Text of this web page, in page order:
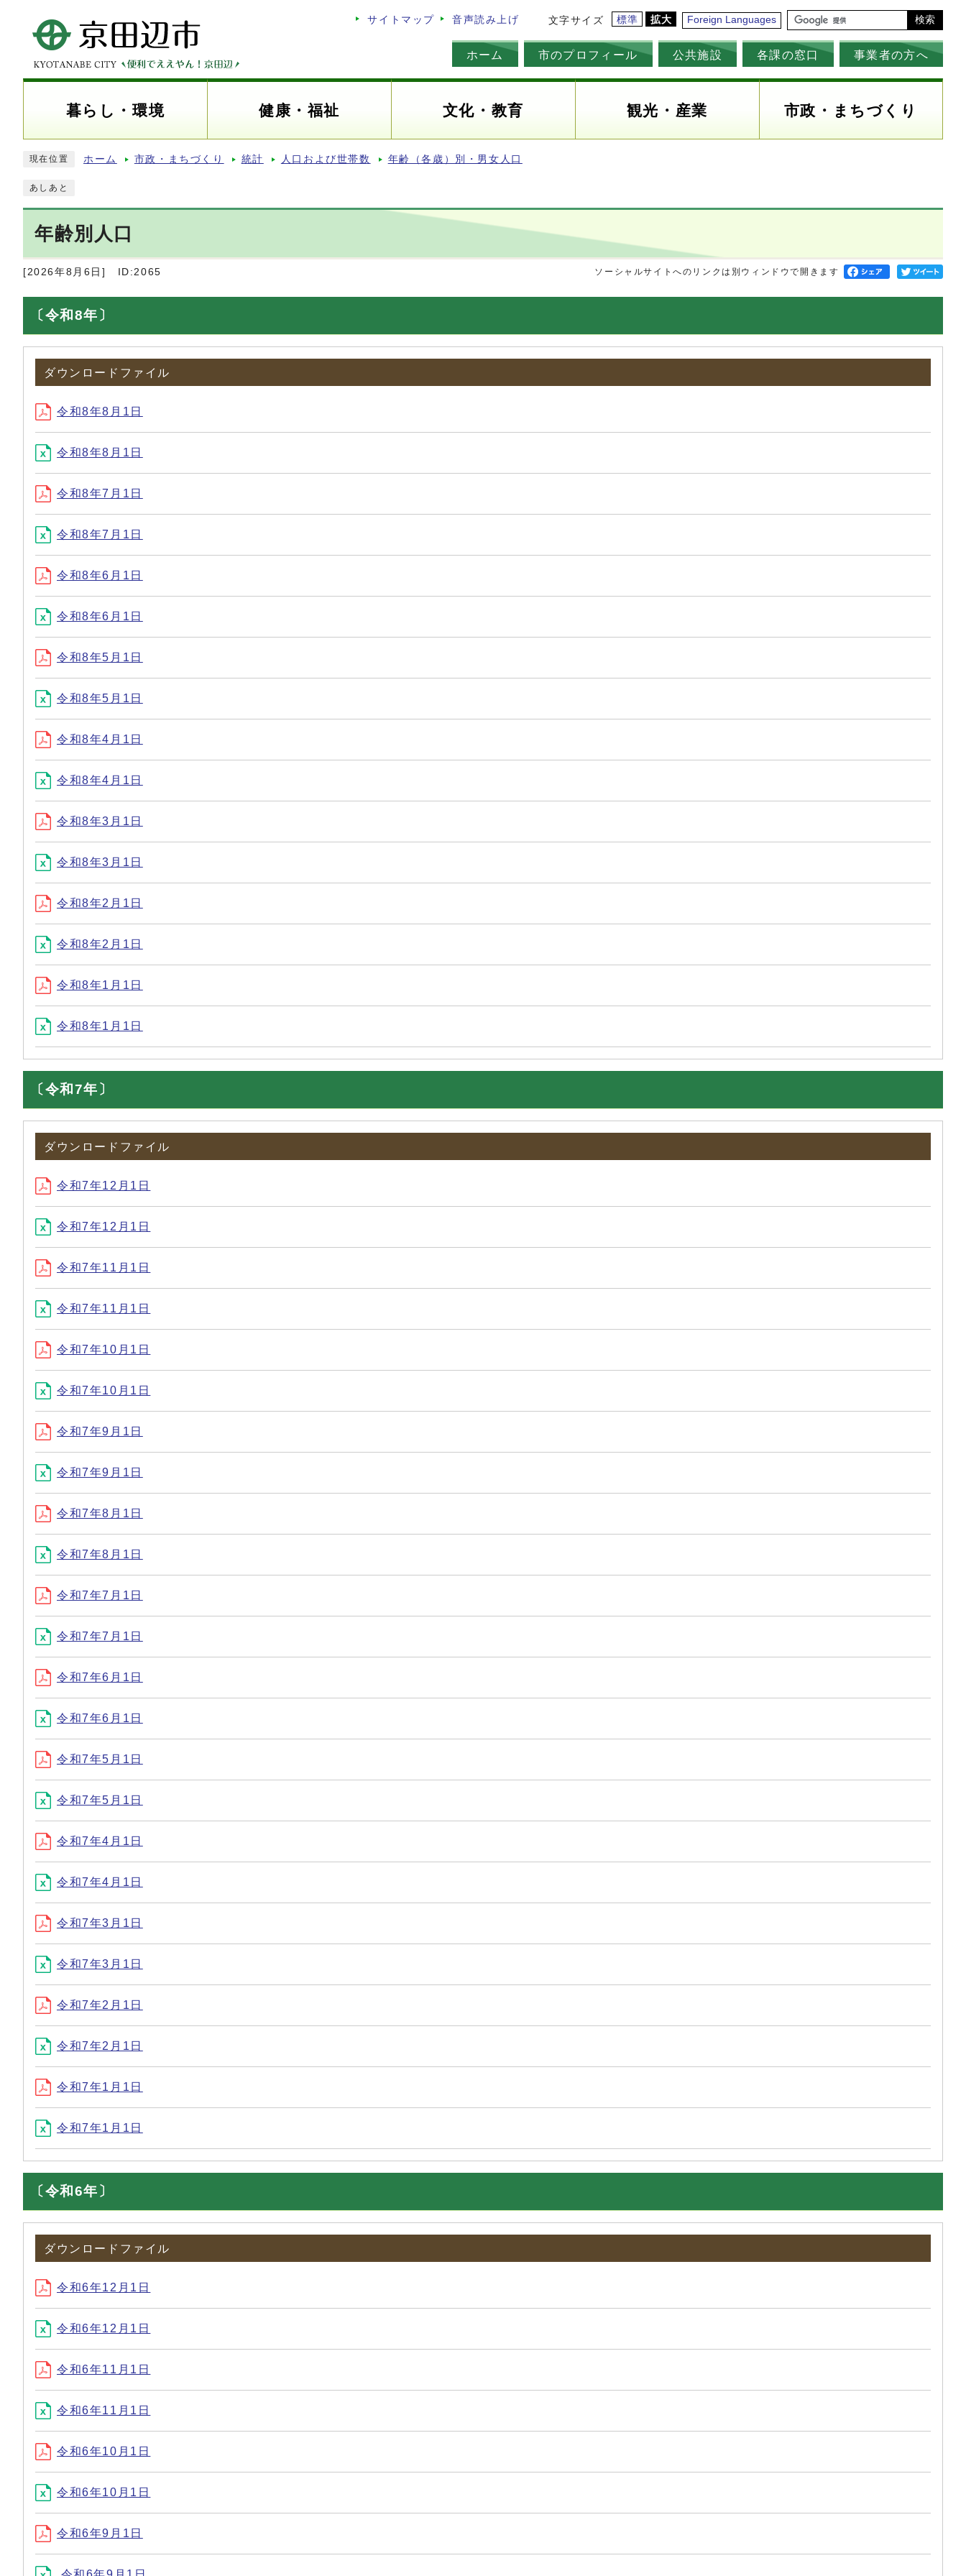
サイトマップ 音声読み上げ 文字サイズ 標準 拡大 Foreign Languages 検索
ホーム 市のプロフィール 公共施設 各課の窓口 事業者の方へ
暮らし・環境 健康・福祉 文化・教育 観光・産業 市政・まちづくり
現在位置 ホーム 市政・まちづくり 統計 人口および世帯数 年齢（各歳）別・男女人口
あしあと
年齢別人口
[2026年8月6日] ID:2065 ソーシャルサイトへのリンクは別ウィンドウで開きます
〔令和8年〕
ダウンロードファイル
令和8年8月1日
令和8年8月1日
令和8年7月1日
令和8年7月1日
令和8年6月1日
令和8年6月1日
令和8年5月1日
令和8年5月1日
令和8年4月1日
令和8年4月1日
令和8年3月1日
令和8年3月1日
令和8年2月1日
令和8年2月1日
令和8年1月1日
令和8年1月1日
〔令和7年〕
ダウンロードファイル
令和7年12月1日
令和7年12月1日
令和7年11月1日
令和7年11月1日
令和7年10月1日
令和7年10月1日
令和7年9月1日
令和7年9月1日
令和7年8月1日
令和7年8月1日
令和7年7月1日
令和7年7月1日
令和7年6月1日
令和7年6月1日
令和7年5月1日
令和7年5月1日
令和7年4月1日
令和7年4月1日
令和7年3月1日
令和7年3月1日
令和7年2月1日
令和7年2月1日
令和7年1月1日
令和7年1月1日
〔令和6年〕
ダウンロードファイル
令和6年12月1日
令和6年12月1日
令和6年11月1日
令和6年11月1日
令和6年10月1日
令和6年10月1日
令和6年9月1日